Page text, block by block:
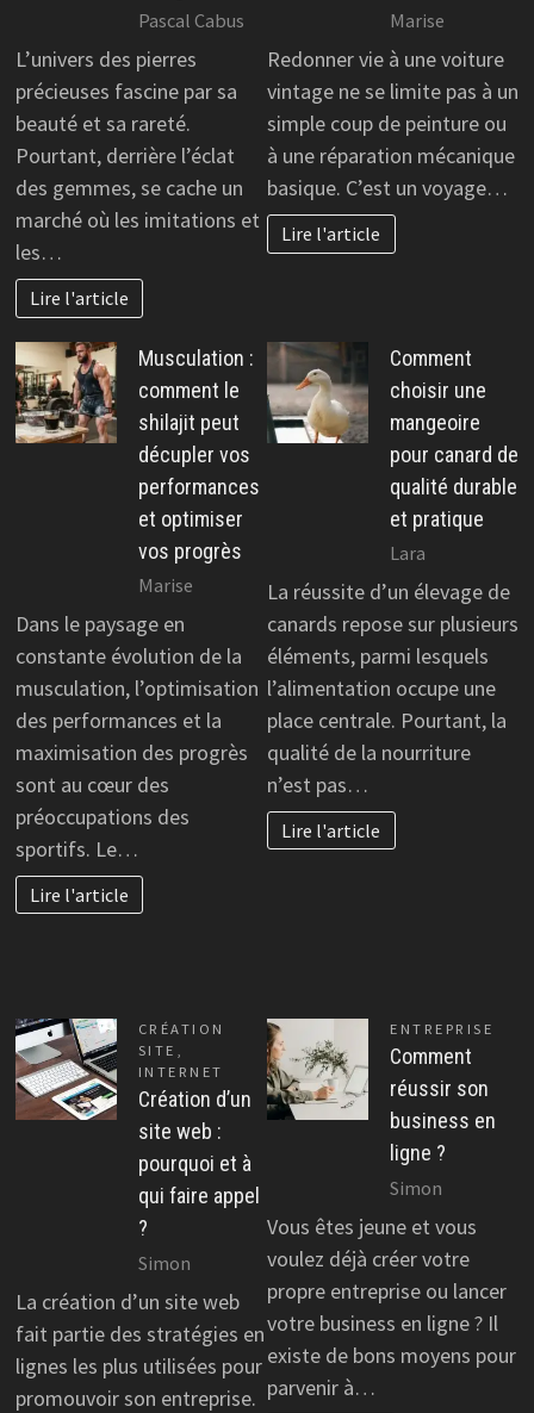
Pascal Cabus
L’univers des pierres
précieuses fascine par sa
beauté et sa rareté.
Pourtant, derrière l’éclat
des gemmes, se cache un
marché où les imitations et
les…
Lire l'article
Marise
Redonner vie à une voiture
vintage ne se limite pas à un
simple coup de peinture ou
à une réparation mécanique
basique. C’est un voyage…
Lire l'article
Musculation :
comment le
shilajit peut
décupler vos
performances
et optimiser
vos progrès
Marise
Dans le paysage en
constante évolution de la
musculation, l’optimisation
des performances et la
maximisation des progrès
sont au cœur des
préoccupations des
sportifs. Le…
Lire l'article
Comment
choisir une
mangeoire
pour canard de
qualité durable
et pratique
Lara
La réussite d’un élevage de
canards repose sur plusieurs
éléments, parmi lesquels
l’alimentation occupe une
place centrale. Pourtant, la
qualité de la nourriture
n’est pas…
Lire l'article
CRÉATION
SITE ,
INTERNET
Création d’un
site web :
pourquoi et à
qui faire appel
?
Simon
La création d’un site web
fait partie des stratégies en
lignes les plus utilisées pour
promouvoir son entreprise.
ENTREPRISE
Comment
réussir son
business en
ligne ?
Simon
Vous êtes jeune et vous
voulez déjà créer votre
propre entreprise ou lancer
votre business en ligne ? Il
existe de bons moyens pour
parvenir à…